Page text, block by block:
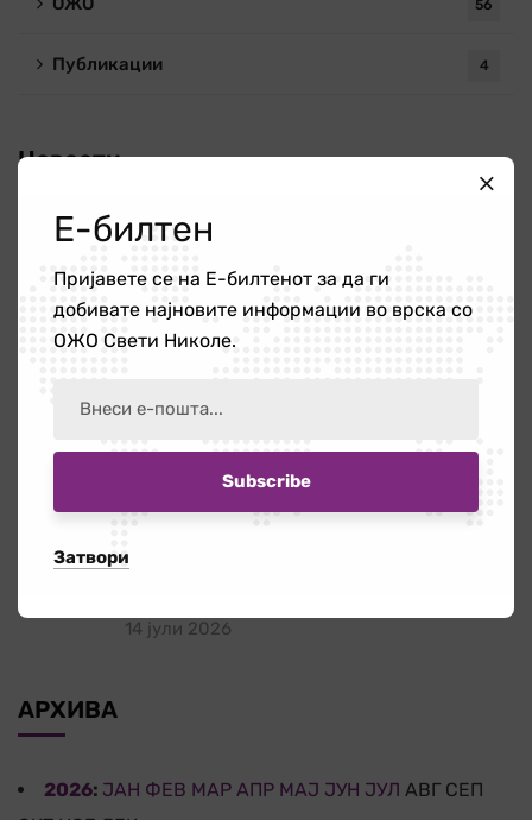
56
Публикации 4
Новости
Повик за ангажирање на едукатор/ка
21 јули 2026
Работилница на тема „Болки во вратот
нозете”
16 јули 2026
Бесплатната правна помош – поддршка
за граѓаните кога најмногу им е
14 јули 2026
АРХИВА
2026: ЈАН ФЕВ МАР АПР МАЈ ЈУН ЈУЛ АВГ СЕП
Е-билтен
Пријавете се на Е-билтенот за да ги
добивате најновите информации во врска со
ОЖО Свети Николе.
Затвори